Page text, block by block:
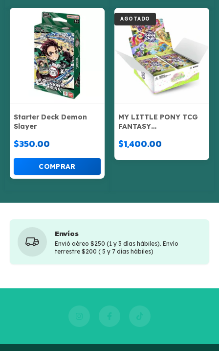
Starter Deck Demon
Slayer
$350.00
AGOTADO
MY LITTLE PONY TCG
FANTASY
BOOSTER BOX
$1,400.00
Envíos
Envió aéreo $250 (1 y 3 días hábiles). Envío
terrestre $200 ( 5 y 7 días hábiles)